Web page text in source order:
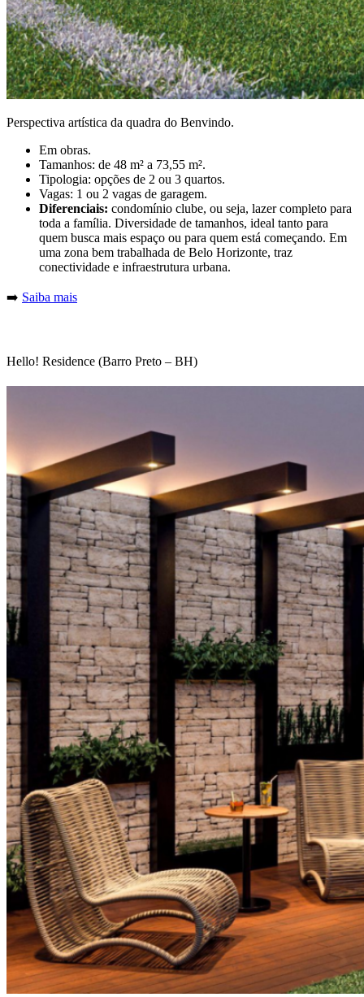
Perspectiva artística da quadra do Benvindo.
Em obras.
Tamanhos: de 48 m² a 73,55 m².
Tipologia: opções de 2 ou 3 quartos.
Vagas: 1 ou 2 vagas de garagem.
Diferenciais: condomínio clube, ou seja, lazer completo para
toda a família. Diversidade de tamanhos, ideal tanto para
quem busca mais espaço ou para quem está começando. Em
uma zona bem trabalhada de Belo Horizonte, traz
conectividade e infraestrutura urbana.
➡️ Saiba mais
Hello! Residence (Barro Preto – BH)